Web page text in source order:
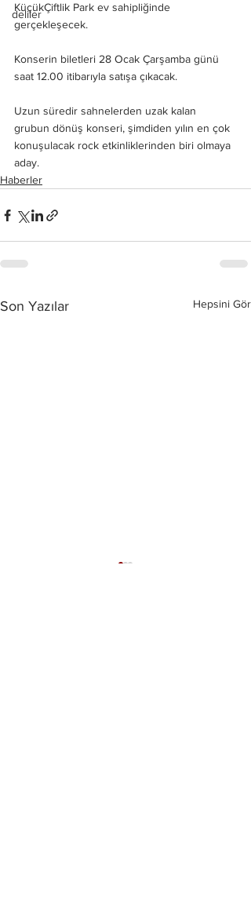
deliler
KüçükÇiftlik Park ev sahipliğinde
gerçekleşecek.
Konserin biletleri 28 Ocak Çarşamba günü
saat 12.00 itibarıyla satışa çıkacak.
Uzun süredir sahnelerden uzak kalan
grubun dönüş konseri, şimdiden yılın en çok
konuşulacak rock etkinliklerinden biri olmaya
aday.
Haberler
Son Yazılar Hepsini Gör